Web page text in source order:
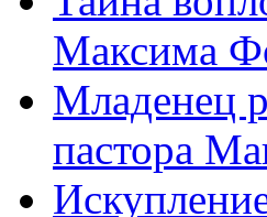
Максима
Младенец
пастора